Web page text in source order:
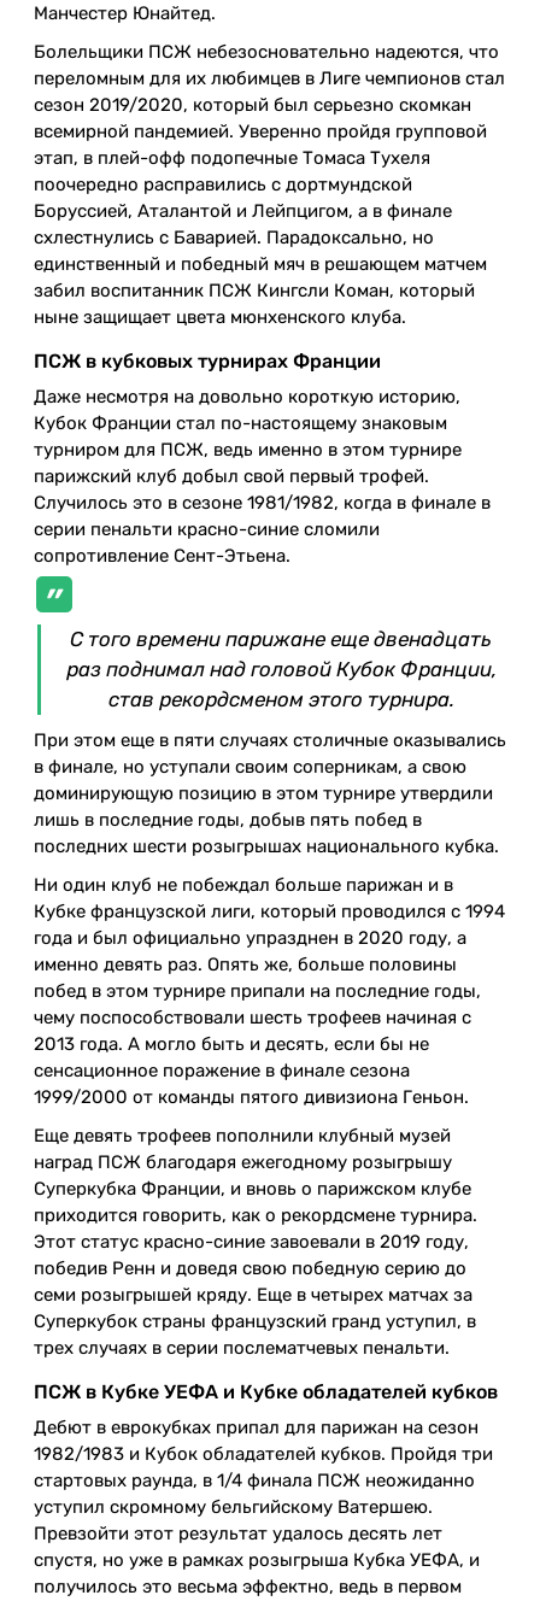
Манчестер Юнайтед.
Болельщики ПСЖ небезосновательно надеются, что
переломным для их любимцев в Лиге чемпионов стал
сезон 2019/2020, который был серьезно скомкан
всемирной пандемией. Уверенно пройдя групповой
этап, в плей-офф подопечные Томаса Тухеля
поочередно расправились с дортмундской
Боруссией, Аталантой и Лейпцигом, а в финале
схлестнулись с Баварией. Парадоксально, но
единственный и победный мяч в решающем матчем
забил воспитанник ПСЖ Кингсли Коман, который
ныне защищает цвета мюнхенского клуба.
ПСЖ в кубковых турнирах Франции
Даже несмотря на довольно короткую историю,
Кубок Франции стал по-настоящему знаковым
турниром для ПСЖ, ведь именно в этом турнире
парижский клуб добыл свой первый трофей.
Случилось это в сезоне 1981/1982, когда в финале в
серии пенальти красно-синие сломили
сопротивление Сент-Этьена.
С того времени парижане еще двенадцать
раз поднимал над головой Кубок Франции,
став рекордсменом этого турнира.
При этом еще в пяти случаях столичные оказывались
в финале, но уступали своим соперникам, а свою
доминирующую позицию в этом турнире утвердили
лишь в последние годы, добыв пять побед в
последних шести розыгрышах национального кубка.
Ни один клуб не побеждал больше парижан и в
Кубке французской лиги, который проводился с 1994
года и был официально упразднен в 2020 году, а
именно девять раз. Опять же, больше половины
побед в этом турнире припали на последние годы,
чему поспособствовали шесть трофеев начиная с
2013 года. А могло быть и десять, если бы не
сенсационное поражение в финале сезона
1999/2000 от команды пятого дивизиона Геньон.
Еще девять трофеев пополнили клубный музей
наград ПСЖ благодаря ежегодному розыгрышу
Суперкубка Франции, и вновь о парижском клубе
приходится говорить, как о рекордсмене турнира.
Этот статус красно-синие завоевали в 2019 году,
победив Ренн и доведя свою победную серию до
семи розыгрышей кряду. Еще в четырех матчах за
Суперкубок страны французский гранд уступил, в
трех случаях в серии послематчевых пенальти.
ПСЖ в Кубке УЕФА и Кубке обладателей кубков
Дебют в еврокубках припал для парижан на сезон
1982/1983 и Кубок обладателей кубков. Пройдя три
стартовых раунда, в 1/4 финала ПСЖ неожиданно
уступил скромному бельгийскому Ватершею.
Превзойти этот результат удалось десять лет
спустя, но уже в рамках розыгрыша Кубка УЕФА, и
получилось это весьма эффектно, ведь в первом